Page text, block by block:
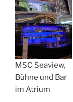
MSC Seaview,
Bühne und Bar
im Atrium